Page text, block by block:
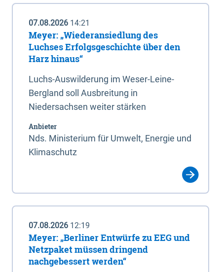
07.08.2026 14:21
Meyer: „Wiederansiedlung des
Luchses Erfolgsgeschichte über den
Harz hinaus“
Luchs-Auswilderung im Weser-Leine-
Bergland soll Ausbreitung in
Niedersachsen weiter stärken
Anbieter
Nds. Ministerium für Umwelt, Energie und
Klimaschutz
07.08.2026 12:19
Meyer: „Berliner Entwürfe zu EEG und
Netzpaket müssen dringend
nachgebessert werden“